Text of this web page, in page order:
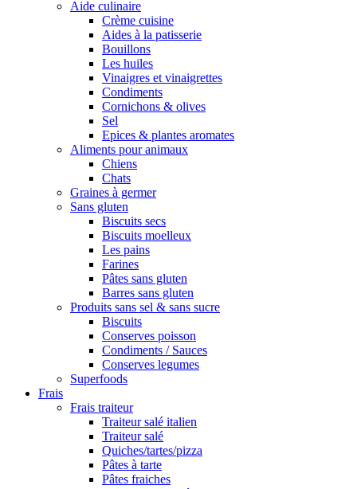
Aide culinaire
Crème cuisine
Aides à la patisserie
Bouillons
Les huiles
Vinaigres et vinaigrettes
Condiments
Cornichons & olives
Sel
Epices & plantes aromates
Aliments pour animaux
Chiens
Chats
Graines à germer
Sans gluten
Biscuits secs
Biscuits moelleux
Les pains
Farines
Pâtes sans gluten
Barres sans gluten
Produits sans sel & sans sucre
Biscuits
Conserves poisson
Condiments / Sauces
Conserves legumes
Superfoods
Frais
Frais traiteur
Traiteur salé italien
Traiteur salé
Quiches/tartes/pizza
Pâtes à tarte
Pâtes fraiches